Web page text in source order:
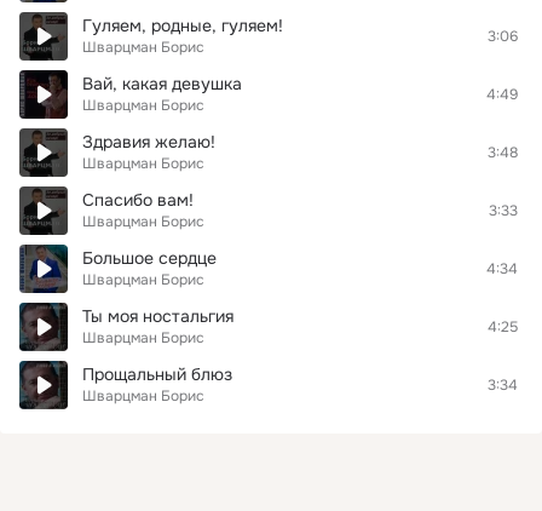
Гуляем, родные, гуляем!
Шварцман Борис
3:06
Вай, какая девушка
Шварцман Борис
4:49
Здравия желаю!
Шварцман Борис
3:48
Спасибо вам!
Шварцман Борис
3:33
Большое сердце
Шварцман Борис
4:34
Ты моя ностальгия
Шварцман Борис
4:25
Прощальный блюз
Шварцман Борис
3:34